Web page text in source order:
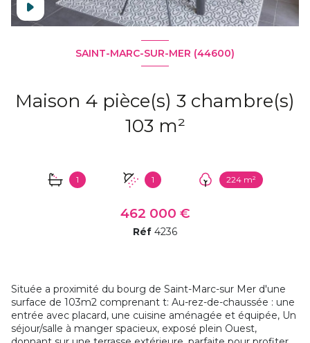
SAINT-MARC-SUR-MER (44600)
Maison 4 pièce(s) 3 chambre(s)
103 m²
1 1 224 m²
462 000 €
Réf 4236
Située a proximité du bourg de Saint-Marc-sur Mer d'une
surface de 103m2 comprenant t: Au-rez-de-chaussée : une
entrée avec placard, une cuisine aménagée et équipée, Un
séjour/salle à manger spacieux, exposé plein Ouest,